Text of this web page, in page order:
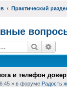
Практический
Поиск
и телефон
» в форуме Радость